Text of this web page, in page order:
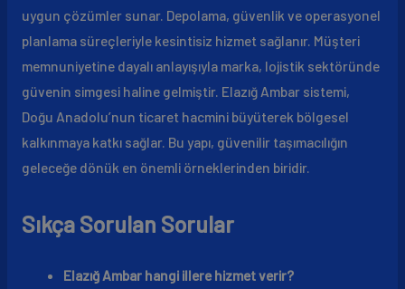
uygun çözümler sunar. Depolama, güvenlik ve operasyonel
planlama süreçleriyle kesintisiz hizmet sağlanır. Müşteri
memnuniyetine dayalı anlayışıyla marka, lojistik sektöründe
güvenin simgesi haline gelmiştir. Elazığ Ambar sistemi,
Doğu Anadolu’nun ticaret hacmini büyüterek bölgesel
kalkınmaya katkı sağlar. Bu yapı, güvenilir taşımacılığın
geleceğe dönük en önemli örneklerinden biridir.
Sıkça Sorulan Sorular
Elazığ Ambar hangi illere hizmet verir?